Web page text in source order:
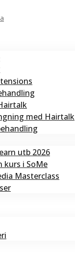
med Hairtalk
utb 2026
kurs i SoMe
Masterclass